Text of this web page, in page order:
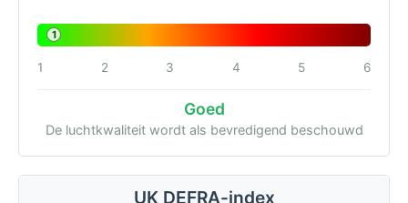
1
1 2 3 4 5 6
Goed
De luchtkwaliteit wordt als bevredigend beschouwd
UK DEFRA-index